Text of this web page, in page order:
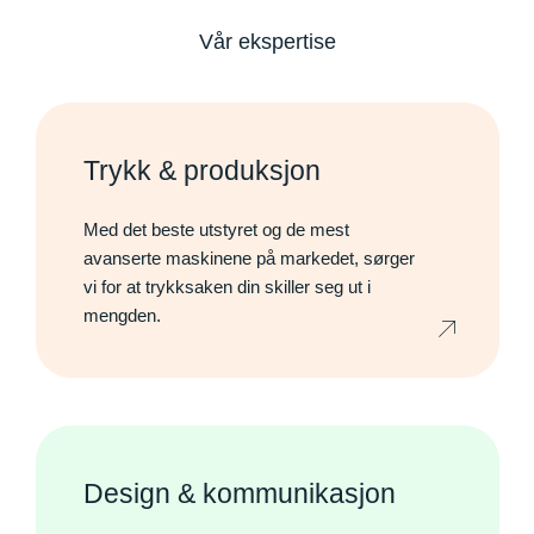
Vår ekspertise
Trykk & produksjon
Med det beste utstyret og de mest
avanserte maskinene på markedet, sørger
vi for at trykksaken din skiller seg ut i
mengden.
Design & kommunikasjon